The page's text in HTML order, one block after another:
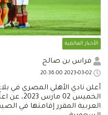
الأخبار العالمية
فراس بن صالح
أعلن نادي الأهلي المصري في
الخميس 02
العربية المقرر إقامتها في